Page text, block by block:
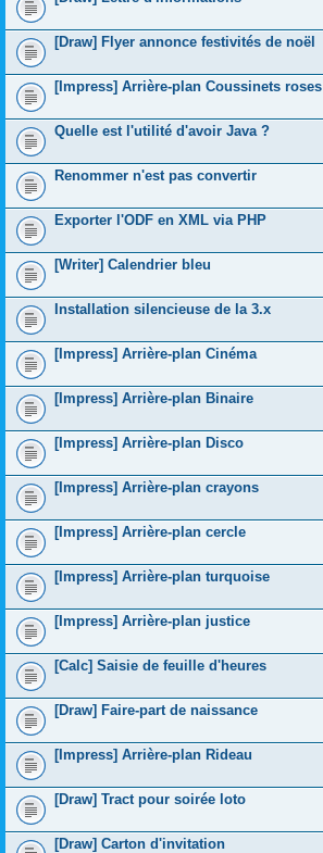
[Draw] Flyer annonce festivités de noël
[Impress] Arrière-plan Coussinets roses
Quelle est l'utilité d'avoir Java ?
Renommer n'est pas convertir
Exporter l'ODF en XML via PHP
[Writer] Calendrier bleu
Installation silencieuse de la 3.x
[Impress] Arrière-plan Cinéma
[Impress] Arrière-plan Binaire
[Impress] Arrière-plan Disco
[Impress] Arrière-plan crayons
[Impress] Arrière-plan cercle
[Impress] Arrière-plan turquoise
[Impress] Arrière-plan justice
[Calc] Saisie de feuille d'heures
[Draw] Faire-part de naissance
[Impress] Arrière-plan Rideau
[Draw] Tract pour soirée loto
[Draw] Carton d'invitation